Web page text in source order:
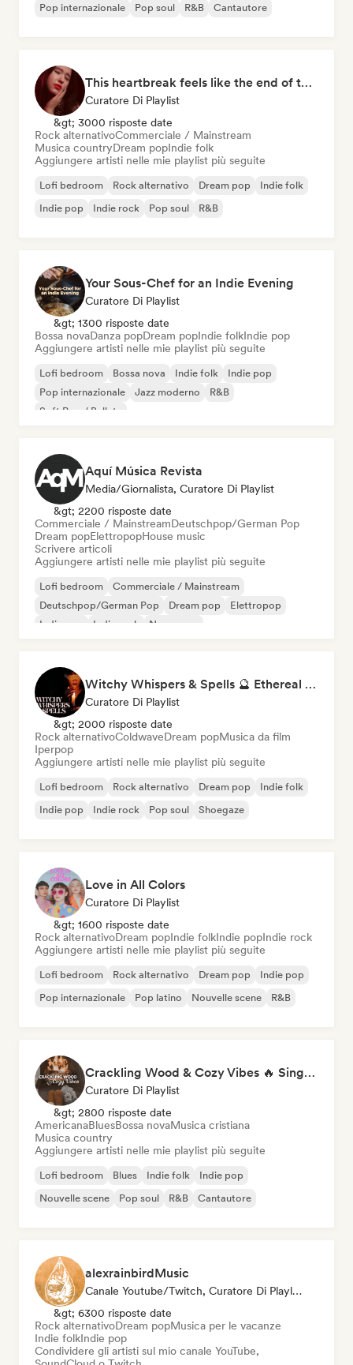
Pop internazionale
Pop soul R&B Cantautore
This heartbreak feels like the end of the world
Curatore Di Playlist
&gt; 3000 risposte date
Rock alternativoCommerciale / Mainstream
Musica countryDream popIndie folk
Aggiungere artisti nelle mie playlist più seguite
Lofi bedroom Rock alternativo Dream pop
Indie folk
Indie pop
Indie rock Pop soul R&B
Your Sous-Chef for an Indie Evening
Curatore Di Playlist
&gt; 1300 risposte date
Bossa novaDanza popDream popIndie folkIndie pop
Aggiungere artisti nelle mie playlist più seguite
Lofi bedroom Bossa nova Indie folk
Indie pop
Pop internazionale
Jazz moderno
R&B
Soft Pop / Ballata
Aquí Música Revista
Media/Giornalista, Curatore Di Playlist
&gt; 2200 risposte date
Commerciale / MainstreamDeutschpop/German Pop
Dream popElettropopHouse music
Scrivere articoli
Aggiungere artisti nelle mie playlist più seguite
Lofi bedroom
Commerciale / Mainstream
Deutschpop/German Pop
Dream pop
Elettropop
Indie pop
Indie rock New wave
Witchy Whispers & Spells 🔮 Ethereal Art Pop & Dream Pop
Curatore Di Playlist
&gt; 2000 risposte date
Rock alternativoColdwaveDream popMusica da film
Iperpop
Aggiungere artisti nelle mie playlist più seguite
Lofi bedroom Rock alternativo Dream pop
Indie folk
Indie pop
Indie rock Pop soul Shoegaze
Love in All Colors
Curatore Di Playlist
&gt; 1600 risposte date
Rock alternativoDream popIndie folkIndie popIndie rock
Aggiungere artisti nelle mie playlist più seguite
Lofi bedroom Rock alternativo Dream pop
Indie pop
Pop internazionale
Pop latino Nouvelle scene R&B
Crackling Wood & Cozy Vibes 🔥 Singer-Songwriter, Dream Pop & Bedroom Pop
Curatore Di Playlist
&gt; 2800 risposte date
AmericanaBluesBossa novaMusica cristiana
Musica country
Aggiungere artisti nelle mie playlist più seguite
Lofi bedroom Blues Indie folk
Indie pop
Nouvelle scene
Pop soul R&B Cantautore
alexrainbirdMusic
Canale Youtube/Twitch, Curatore Di Playlist
&gt; 6300 risposte date
Rock alternativoDream popMusica per le vacanze
Indie folkIndie pop
Condividere gli artisti sul mio canale YouTube,